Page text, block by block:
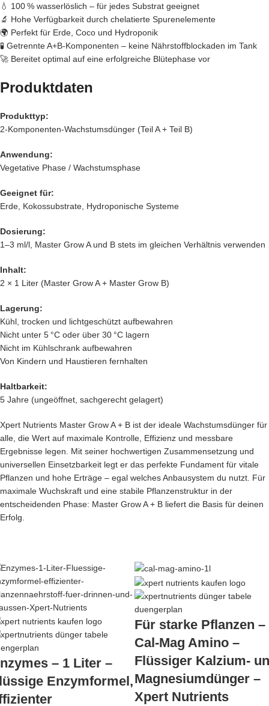
💧 100 % wasserlöslich – für jedes Substrat geeignet
🔬 Hohe Verfügbarkeit durch chelatierte Spurenelemente
🌍 Perfekt für Erde, Coco und Hydroponik
🧪 Getrennte A+B-Komponenten – keine Nährstoffblockaden im Tank
🚀 Bereitet optimal auf eine erfolgreiche Blütephase vor
Produktdaten
Produkttyp:
2-Komponenten-Wachstumsdünger (Teil A + Teil B)
Anwendung:
Vegetative Phase / Wachstumsphase
Geeignet für:
Erde, Kokossubstrate, Hydroponische Systeme
Dosierung:
1–3 ml/l, Master Grow A und B stets im gleichen Verhältnis verwenden
Inhalt:
2 × 1 Liter (Master Grow A + Master Grow B)
Lagerung:
Kühl, trocken und lichtgeschützt aufbewahren
Nicht unter 5 °C oder über 30 °C lagern
Nicht im Kühlschrank aufbewahren
Von Kindern und Haustieren fernhalten
Haltbarkeit:
5 Jahre (ungeöffnet, sachgerecht gelagert)
Xpert Nutrients Master Grow A + B ist der ideale Wachstumsdünger für
alle, die Wert auf maximale Kontrolle, Effizienz und messbare
Ergebnisse legen. Mit seiner hochwertigen Zusammensetzung und
universellen Einsetzbarkeit legt er das perfekte Fundament für vitale
Pflanzen und hohe Erträge – egal welches Anbausystem du nutzt. Für
maximale Wuchskraft und eine stabile Pflanzenstruktur in der
entscheidenden Phase: Master Grow A + B liefert die Basis für deinen
Erfolg.
– 1 Liter –
Enzymformel,
Für starke Pflanzen –
Cal-Mag Amino –
Flüssiger Kalzium-
Magnesiumdünger –
Xpert Nutrients